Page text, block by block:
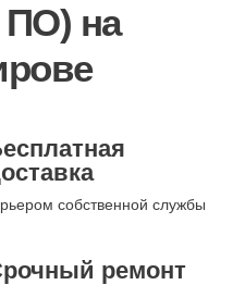
ПО) на
собственной службы
ремонт